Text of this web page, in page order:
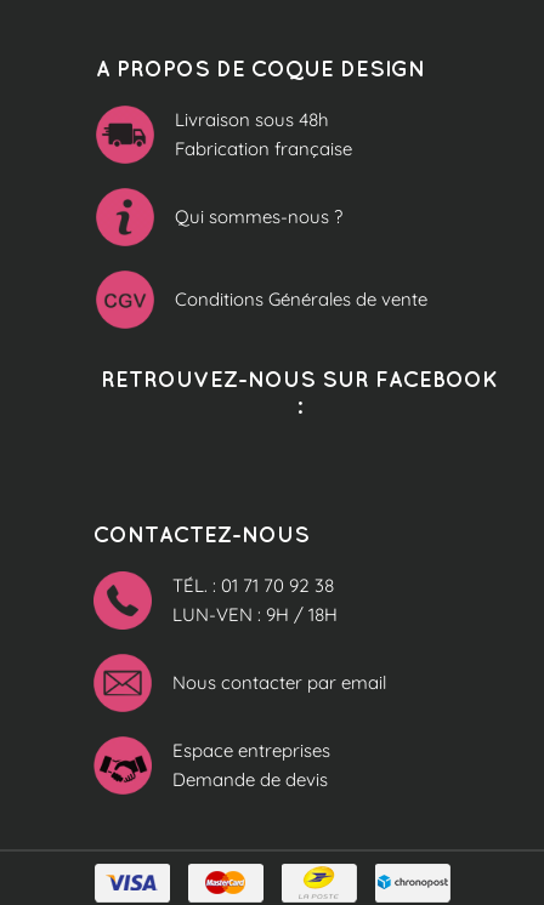
A PROPOS DE COQUE DESIGN
Livraison sous 48h
Fabrication française
Qui sommes-nous ?
Conditions Générales de vente
RETROUVEZ-NOUS SUR FACEBOOK
:
CONTACTEZ-NOUS
TÉL. : 01 71 70 92 38
LUN-VEN : 9H / 18H
Nous contacter par email
Espace entreprises
Demande de devis